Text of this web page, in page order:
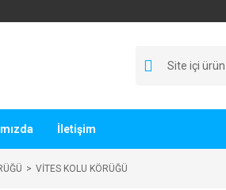
İletişim
VİTES KOLU KÖRÜĞÜ